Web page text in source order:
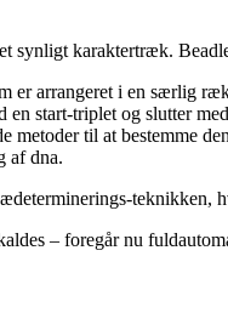
synligt karaktertræk.
er arrangeret i en særlig
en start-triplet og slutter
metoder til at bestemme
af dna.
teknikken,
– foregår nu